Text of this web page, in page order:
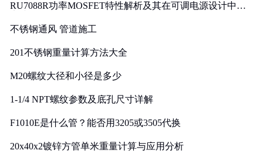
RU7088R功率MOSFET特性解析及其在可调电源设计中的
不锈钢通风 管道施工
201不锈钢重量计算方法大全
M20螺纹大径和小径是多少
1-1/4 NPT螺纹参数及底孔尺寸详解
F1010E是什么管？能否用3205或3505代换
20x40x2镀锌方管单米重量计算与应用分析